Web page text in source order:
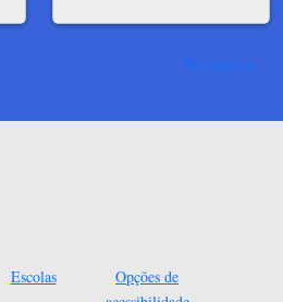
Ver mais
Escolas
Opções de